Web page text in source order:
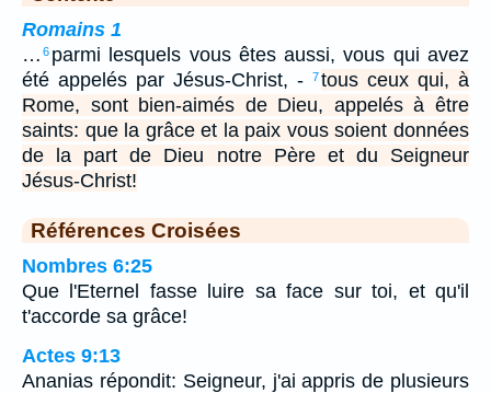
Romains 1
… 6 parmi lesquels vous êtes aussi, vous qui avez
été appelés par Jésus-Christ, -
7tous ceux qui, à
Rome, sont bien-aimés de Dieu, appelés à être
saints: que la grâce et la paix vous soient données
de la part de Dieu notre Père et du Seigneur
Jésus-Christ!
Références Croisées
Nombres 6:25
Que l'Eternel fasse luire sa face sur toi, et qu'il
t'accorde sa grâce!
Actes 9:13
Ananias répondit: Seigneur, j'ai appris de plusieurs